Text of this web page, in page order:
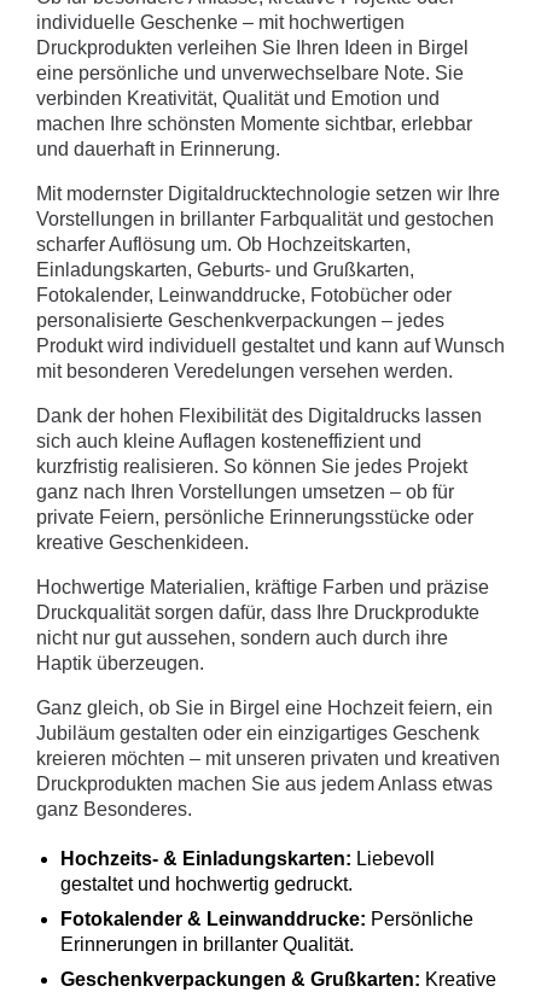
individuelle Geschenke – mit hochwertigen
Druckprodukten verleihen Sie Ihren Ideen in Birgel
eine persönliche und unverwechselbare Note. Sie
verbinden Kreativität, Qualität und Emotion und
machen Ihre schönsten Momente sichtbar, erlebbar
und dauerhaft in Erinnerung.
Mit modernster Digitaldrucktechnologie setzen wir Ihre
Vorstellungen in brillanter Farbqualität und gestochen
scharfer Auflösung um. Ob Hochzeitskarten,
Einladungskarten, Geburts- und Grußkarten,
Fotokalender, Leinwanddrucke, Fotobücher oder
personalisierte Geschenkverpackungen – jedes
Produkt wird individuell gestaltet und kann auf Wunsch
mit besonderen Veredelungen versehen werden.
Dank der hohen Flexibilität des Digitaldrucks lassen
sich auch kleine Auflagen kosteneffizient und
kurzfristig realisieren. So können Sie jedes Projekt
ganz nach Ihren Vorstellungen umsetzen – ob für
private Feiern, persönliche Erinnerungsstücke oder
kreative Geschenkideen.
Hochwertige Materialien, kräftige Farben und präzise
Druckqualität sorgen dafür, dass Ihre Druckprodukte
nicht nur gut aussehen, sondern auch durch ihre
Haptik überzeugen.
Ganz gleich, ob Sie in Birgel eine Hochzeit feiern, ein
Jubiläum gestalten oder ein einzigartiges Geschenk
kreieren möchten – mit unseren privaten und kreativen
Druckprodukten machen Sie aus jedem Anlass etwas
ganz Besonderes.
Hochzeits- & Einladungskarten: Liebevoll
gestaltet und hochwertig gedruckt.
Fotokalender & Leinwanddrucke: Persönliche
Erinnerungen in brillanter Qualität.
Geschenkverpackungen & Grußkarten: Kreative